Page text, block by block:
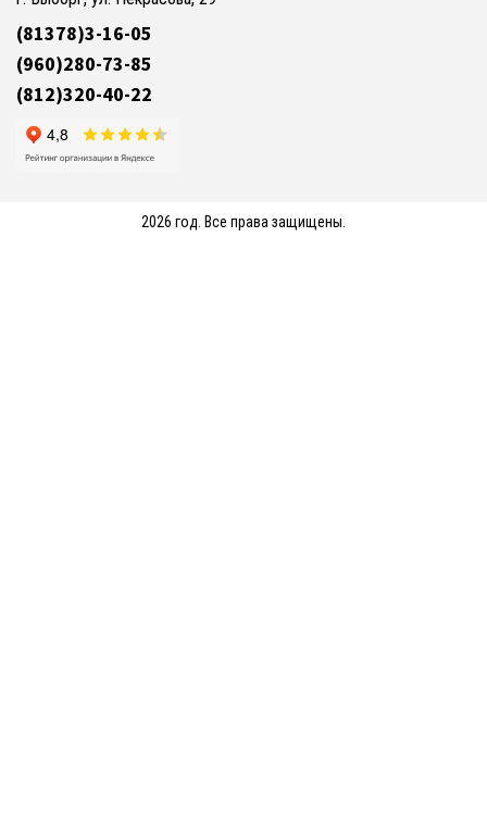
(81378)3-16-05
(960)280-73-85
(812)320-40-22
2026 год. Все права защищены.